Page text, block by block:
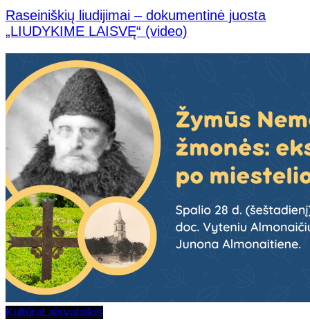
Raseiniškių liudijimai – dokumentinė juosta
„LIUDYKIME LAISVĘ“ (video)
KultūraLaisvalaikis